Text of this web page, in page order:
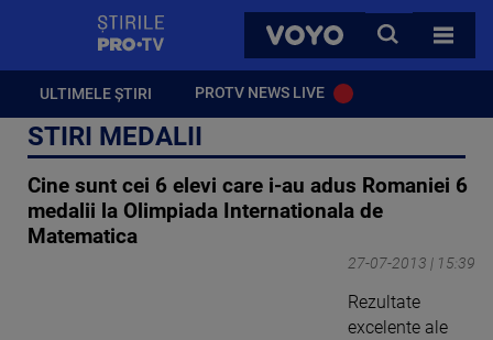
VOYO
CAUTA
TOATE
ULTIMELE ȘTIRI PROTV NEWS LIVE
STIRI MEDALII
Cine sunt cei 6 elevi care i-au adus Romaniei 6
medalii la Olimpiada Internationala de
Matematica
27-07-2013 | 15:39
Rezultate
excelente ale